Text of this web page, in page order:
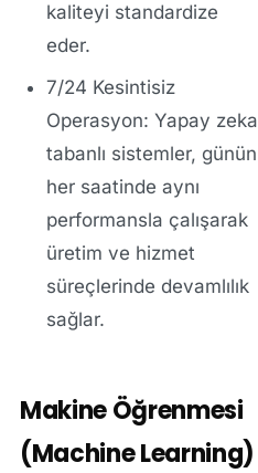
kaliteyi standardize
eder.
7/24 Kesintisiz
Operasyon: Yapay zeka
tabanlı sistemler, günün
her saatinde aynı
performansla çalışarak
üretim ve hizmet
süreçlerinde devamlılık
sağlar.
Makine Öğrenmesi
(Machine Learning)